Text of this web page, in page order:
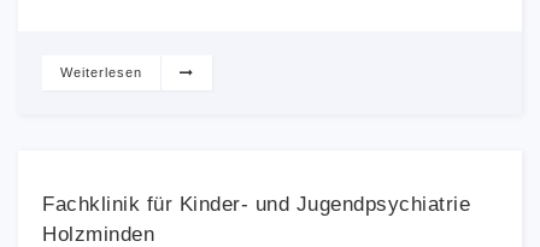
Weiterlesen
Fachklinik für Kinder- und Jugendpsychiatrie
Holzminden